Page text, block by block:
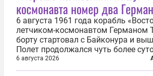
космонавта номер два
6 августа 1961 года корабль
летчиком-космонавтом Германом
борту стартовал с Байконура и
Полет продолжался чуть более
второй человек в космосе получил
Советского Союза и орден
6 августа 2026